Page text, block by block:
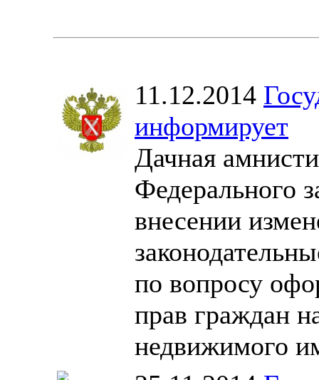
11.12.2014
информирует
Дачная
Федерального
внесении
по вопросу
прав граждан
недвижимого